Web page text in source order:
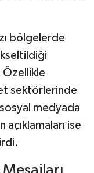
bölgelerde
Özellikle
sektörlerinde
medyada
açıklamaları ise